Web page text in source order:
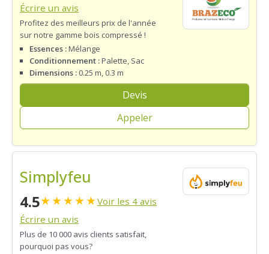
TROUVER SON FOURNISSEUR
BLOG
ESPACE PRO
Écrire un avis
Profitez des meilleurs prix de l'année
sur notre gamme bois compressé !
Essences :Mélange
Conditionnement :Palette, Sac
Dimensions : 0.25 m, 0.3 m
Devis
Appeler
Simplyfeu
4.5★★★★★Voir les 4 avis
Écrire un avis
Plus de 10 000 avis clients satisfait,
pourquoi pas vous?